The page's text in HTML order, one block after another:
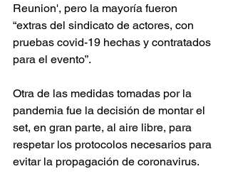
Reunion', pero la mayoría fueron
“extras del sindicato de actores, con
pruebas covid-19 hechas y contratados
para el evento”.
Otra de las medidas tomadas por la
pandemia fue la decisión de montar el
set, en gran parte, al aire libre, para
respetar los protocolos necesarios para
evitar la propagación de coronavirus.